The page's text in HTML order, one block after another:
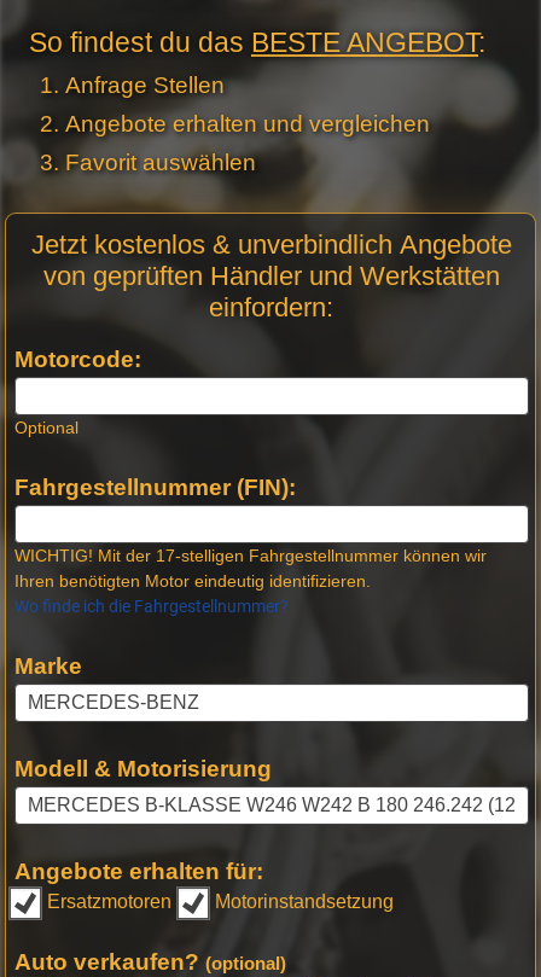
So findest du das BESTE ANGEBOT:
Anfrage Stellen
Angebote erhalten und vergleichen
Favorit auswählen
Anfrage
Stellen -
Jetzt kostenlos & unverbindlich Angebote
von geprüften Händler und Werkstätten
einfordern:
Motorcode:
Optional
Fahrgestellnummer (FIN):
WICHTIG! Mit der 17-stelligen Fahrgestellnummer können wir
Ihren benötigten Motor eindeutig identifizieren.
Wo finde ich die Fahrgestellnummer?
Marke
Modell & Motorisierung
Angebote erhalten für:
Ersatzmotoren Motorinstandsetzung
Auto verkaufen? (optional)